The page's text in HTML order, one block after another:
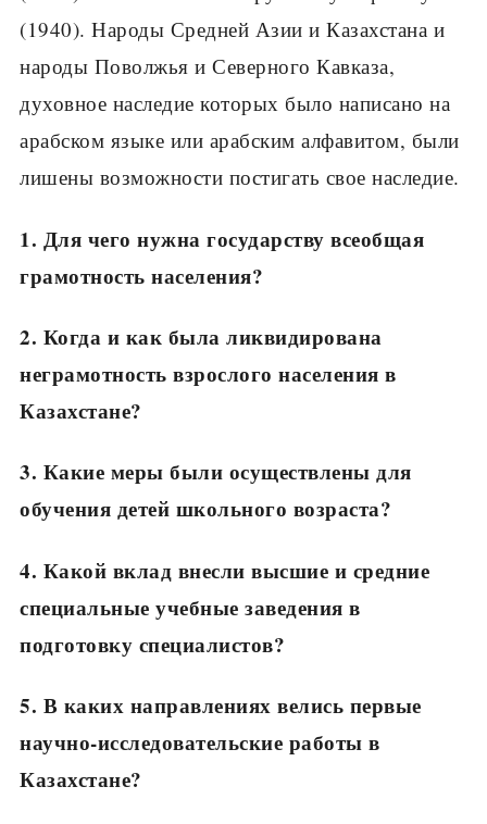
(1940). Народы Средней Азии и Казахстана и
народы Поволжья и Северного Кавказа,
духовное наследие которых было написано на
арабском языке или арабским алфавитом, были
лишены возможности постигать свое наследие.
1. Для чего нужна государству всеобщая
грамотность населения?
2. Когда и как была ликвидирована
неграмотность взрослого населения в
Казахстане?
3. Какие меры были осуществлены для
обучения детей школьного возраста?
4. Какой вклад внесли высшие и средние
специальные учебные заведения в
подготовку специалистов?
5. В каких направлениях велись первые
научно-исследовательские работы в
Казахстане?